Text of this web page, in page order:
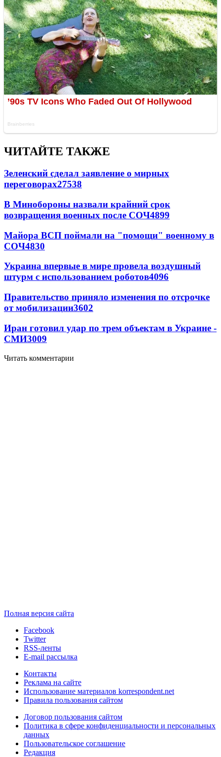
ЧИТАЙТЕ ТАКЖЕ
Зеленский сделал заявление о мирных
переговорах27538
В Минобороны назвали крайний срок
возвращения военных после СОЧ4899
Майора ВСП поймали на "помощи" военному в
СОЧ4830
Украина впервые в мире провела воздушный
штурм с использованием роботов4096
Правительство приняло изменения по отсрочке
от мобилизации3602
Иран готовил удар по трем объектам в Украине -
СМИ3009
Читать комментарии
Полная версия сайта
Facebook
Twitter
RSS-ленты
E-mail рассылка
Контакты
Реклама на сайте
Использование материалов korrespondent.net
Правила пользования сайтом
Договор пользования сайтом
Политика в сфере конфиденциальности и персональных
данных
Пользовательское соглашение
Редакция